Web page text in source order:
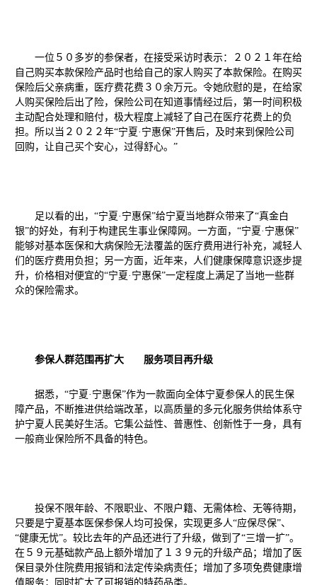
一位 ５０多岁的参保者，在接受采访时表示：２０２１年在给
自己购买本款保险产品时也给自己的家人购买了本款保险。在购买
保险后父亲病重，医疗费花费３０余万元。令她欣慰的是，在给家
人购买保险后出了险，保险公司在知道事情经过后，第一时间积极
主动配合处理和赔付，极大程度上减轻了自己在医疗花费上的负
担。所以当２０２２年“宁夏·宁惠保”开售后，及时来到保险公司
回购，让自己买个安心，过得舒心。”
足以看的出， “宁夏·宁惠保”给宁夏当地群众带来了“真金白
银”的好处，有利于构建民生事业保障网 。一方面， “宁夏·宁惠保”
能够对基本医保和大病保险无法覆盖的医疗费用进行补充，减轻人
们的医疗费用负担；另一方面，近年来，人们健康保障意识逐步提
升，价格相对便宜的“宁夏·宁惠保”一定程度上满足了当地一些群
众的保险需求。
参保人群范围再扩大 服务项目再升级
据悉，“宁夏·宁惠保”作为一款面向全体宁夏参保人的民生保
障产品， 不断推进供给端改革，以高质量的多元化服务供给体系守
护宁夏 人民美好生活。 它集公益性、普惠性、创新性于一身，具有
一般商业保险所不具备的特色。
投保不限年龄、不限职业、不限户籍、无需体检、无等待期，
只要是宁夏基本医保参保人均可投保，实现更多人“应保尽保”、
“健康无忧”。较比去年的产品还进行了升级， 做到了“三增一扩”。
在５９元基础款产品上额外增加了１３９元的升级产品 ； 增加了医
保目录外住院费用报销和法定传染病责任； 增加了多项免费健康增
值服务；同时扩大了可报销的特药品类。